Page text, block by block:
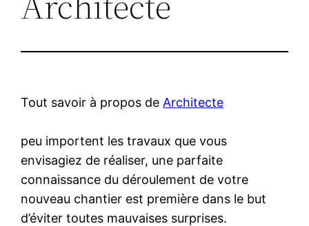
Tout savoir à propos de Architecte
peu importent les travaux que vous
envisagiez de réaliser, une parfaite
connaissance du déroulement de votre
nouveau chantier est première dans le but
d’éviter toutes mauvaises surprises.